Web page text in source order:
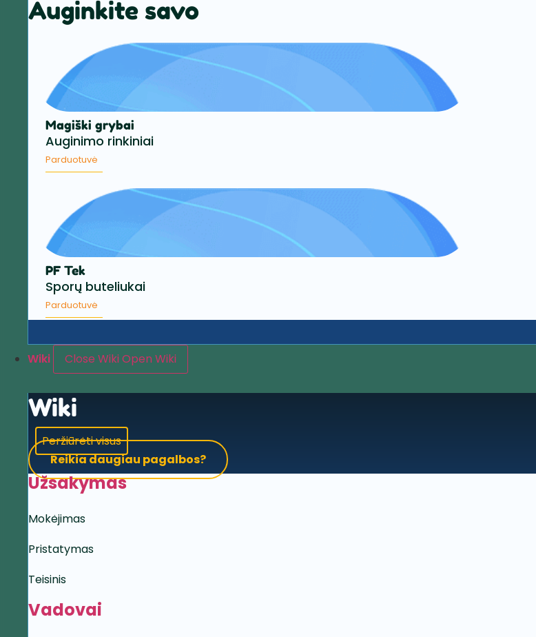
Auginkite savo
Magiški grybai
Auginimo rinkiniai
Parduotuvė
PF Tek
Sporų buteliukai
Parduotuvė
Wiki Close WikiOpen Wiki
Wiki
Peržiūrėti visus
Reikia daugiau pagalbos?
Užsakymas
Mokėjimas
Pristatymas
Teisinis
Vadovai